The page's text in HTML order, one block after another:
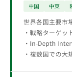
中国 中東
世界各国主要市
・戦略ターゲッ
・In-Depth
・複数国での大